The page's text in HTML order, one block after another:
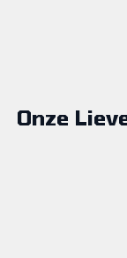
Onze